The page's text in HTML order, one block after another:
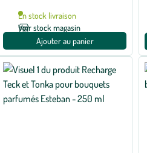
En stock livraison
Voir stock magasin
Ajouter au panier